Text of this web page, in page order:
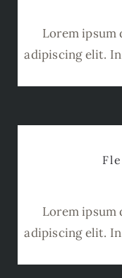
Lorem
adipiscing elit.
Lorem
adipiscing elit.